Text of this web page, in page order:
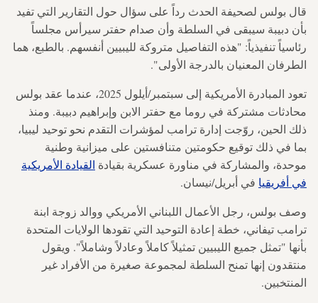
قال بولس لصحيفة الحدث رداً على سؤال حول التقارير التي تفيد
بأن دبيبة سيبقى في السلطة وأن صدام حفتر سيرأس مجلساً
رئاسياً تنفيذياً: "هذه التفاصيل متروكة لليبيين أنفسهم. بالطبع، هما
الطرفان المعنيان بالدرجة الأولى".
تعود المبادرة الأمريكية إلى سبتمبر/أيلول 2025، عندما عقد بولس
محادثات مشتركة في روما مع حفتر الابن وإبراهيم دبيبة. ومنذ
ذلك الحين، روّجت إدارة ترامب لمؤشرات التقدم نحو توحيد ليبيا،
بما في ذلك توقيع حكومتين متنافستين على ميزانية وطنية
موحدة، والمشاركة في مناورة عسكرية بقيادة القيادة الأمريكية
في أفريقيا في أبريل/نيسان.
وصف بولس، رجل الأعمال اللبناني الأمريكي ووالد زوجة ابنة
ترامب تيفاني، خطة إعادة التوحيد التي تقودها الولايات المتحدة
بأنها "تمثل جميع الليبيين تمثيلاً كاملاً وعادلاً وشاملاً". ويقول
منتقدون إنها تمنح السلطة لمجموعة صغيرة من الأفراد غير
المنتخبين.